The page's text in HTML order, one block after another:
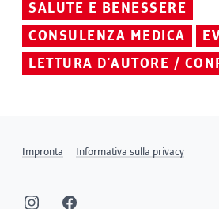
SALUTE E BENESSERE
CONSULENZA MEDICA
LETTURA D'AUTORE /
Impronta Informativa sulla privacy